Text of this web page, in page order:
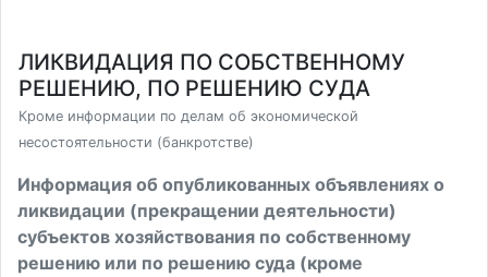
ЛИКВИДАЦИЯ ПО СОБСТВЕННОМУ
РЕШЕНИЮ, ПО РЕШЕНИЮ СУДА
Кроме информации по делам об экономической
несостоятельности (банкротстве)
Информация об опубликованных объявлениях о
ликвидации (прекращении деятельности)
субъектов хозяйствования по собственному
решению или по решению суда (кроме